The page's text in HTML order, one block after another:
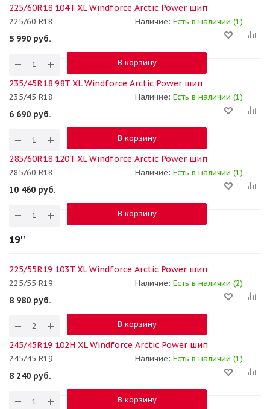
225/60R18 104T XL Windforce Arctic Power шип
225/60 R18 Наличие: Есть в наличии (1)
5 990 руб.
В корзину
235/45R18 98T XL Windforce Arctic Power шип
235/45 R18 Наличие: Есть в наличии (1)
6 690 руб.
В корзину
285/60R18 120T XL Windforce Arctic Power шип
285/60 R18 Наличие: Есть в наличии (1)
10 460 руб.
В корзину
19''
225/55R19 103T XL Windforce Arctic Power шип
225/55 R19 Наличие: Есть в наличии (2)
8 980 руб.
В корзину
245/45R19 102H XL Windforce Arctic Power шип
245/45 R19 Наличие: Есть в наличии (1)
8 240 руб.
В корзину